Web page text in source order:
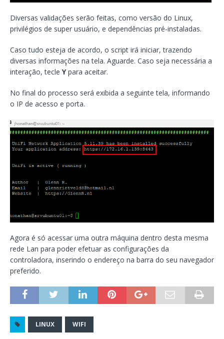
Diversas validações serão feitas, como versão do Linux,
privilégios de super usuário, e dependências pré-instaladas.
Caso tudo esteja de acordo, o script irá iniciar, trazendo
diversas informações na tela. Aguarde. Caso seja necessária a
interação, tecle Ypara aceitar.
No final do processo será exibida a seguinte tela, informando
o IP de acesso e porta.
Agora é só acessar uma outra máquina dentro desta mesma
rede Lan para poder efetuar as configurações da
controladora, inserindo o endereço na barra do seu navegador
preferido.
LINUX WIFI